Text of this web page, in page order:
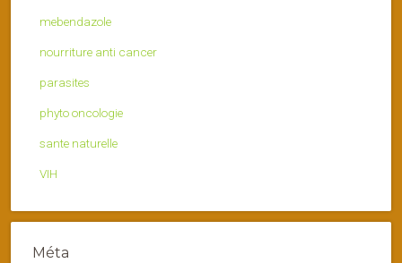
mebendazole
nourriture anti cancer
parasites
phyto oncologie
sante naturelle
VIH
Méta